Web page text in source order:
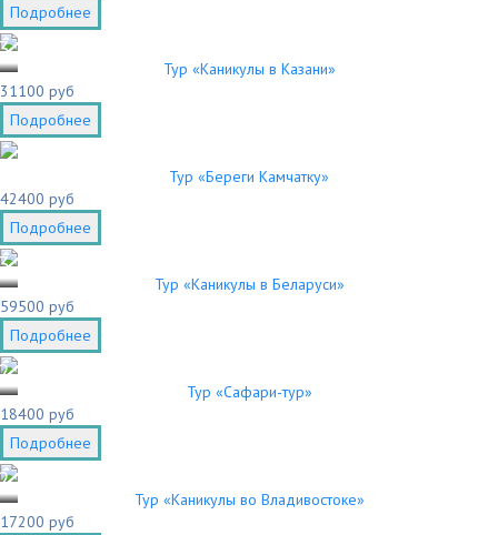
Подробнее
Тур «Каникулы в Казани»
31100 руб
Подробнее
Тур «Береги Камчатку»
42400 руб
Подробнее
Тур «Каникулы в Беларуси»
59500 руб
Подробнее
Тур «Сафари-тур»
18400 руб
Подробнее
Тур «Каникулы во Владивостоке»
17200 руб